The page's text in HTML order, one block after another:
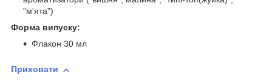
"м'ята")
Форма випуску:
Флакон 30 мл
Приховати